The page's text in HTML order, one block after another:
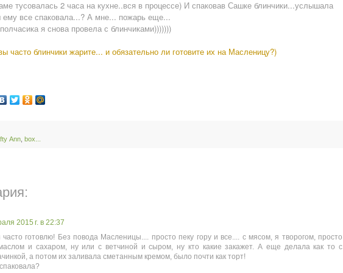
тусовалась 2 часа на кухне..вся в процессе) И спаковав Сашке блинчики...услышала
все спаковала...? А мне... пожарь еще...
я снова провела с блинчиками)))))))
часто блинчики жарите... и обязательно ли готовите их на Масленицу?)
Аnn box...
2015 г. в 22:37
готовлю! Без повода Масленицы.... просто пеку гору и все.... с мясом, я творогом, просто
и сахаром, ну или с ветчиной и сыром, ну кто какие закажет. А еще делала как то с
а потом их заливала сметанным кремом, было почти как торт!